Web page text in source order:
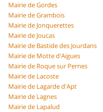
Mairie de Gordes
Mairie de Grambois
Mairie de Jonquerettes
Mairie de Joucas
Mairie de Bastide des Jourdans
Mairie de Motte d'Aigues
Mairie de Roque sur Pernes
Mairie de Lacoste
Mairie de Lagarde d'Apt
Mairie de Lagnes
Mairie de Lapalud